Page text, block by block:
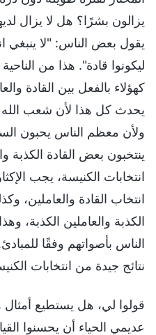
يزالون بشرًا؟ هل لا يزال
يقول بعض الناس: "لا ينبغي
ليكونوا قادة". هذا من
كهؤلاء بالفعل بين القادة
يحدث كل هذا لأن شعب الله
ولأن معظم الناس يحبون
ينتخبون بعض القادة الكذبة
انتخابات الكنيسة، يجب
انتخاب القادة والعاملين،
الكذبة والعاملين الكذبة،
الناس بأصواتهم وفقًا
نتائج جيدة من انتخابات
قولوا لي، هل يستطيع أمثال
عديمي الحياء أن يحسنوا